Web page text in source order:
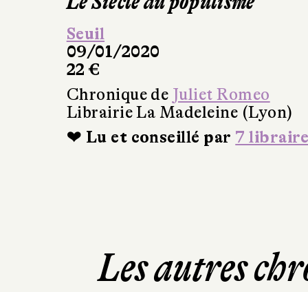
Seuil
09/01/2020
22 €
Chronique de Juliet Romeo
Librairie La Madeleine (Lyon)
❤ Lu et conseillé par 7
Les autres